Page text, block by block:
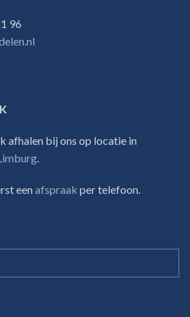
96
afhalen bij ons op locatie in
.
eenafspraak per telefoon.